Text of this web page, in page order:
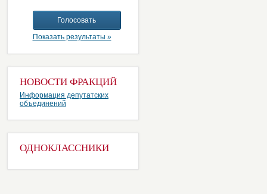
Показать результаты »
НОВОСТИ ФРАКЦИЙ
Информация депутатских
объединений
ОДНОКЛАССНИКИ